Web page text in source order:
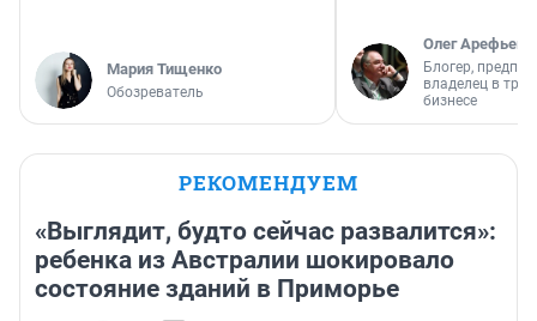
Мария Тищенко
Обозреватель
Олег Арефьев
Блогер,
владелец в
бизнесе
РЕКОМЕНДУЕМ
«Выглядит, будто сейчас развалится»:
ребенка из Австралии шокировало
состояние зданий в Приморье